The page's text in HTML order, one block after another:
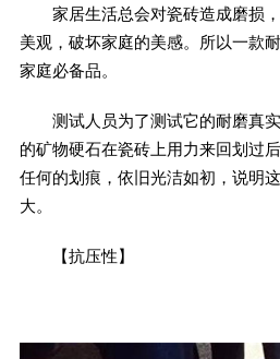
家居生活总会对瓷砖造成磨损，
美观，破坏家庭的美感。所以一款
家庭必备品。
测试人员为了测试它的耐磨真实
的矿物硬石在瓷砖上用力来回划过
任何的划痕，依旧光洁如初，说明
大。
【抗压性】